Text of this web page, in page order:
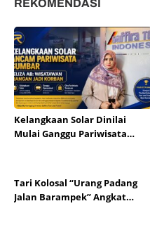
REKOMENDASI
Kelangkaan Solar Dinilai
Mulai Ganggu Pariwisata
Tari Kolosal “Urang Padang
Jalan Barampek” Angkat